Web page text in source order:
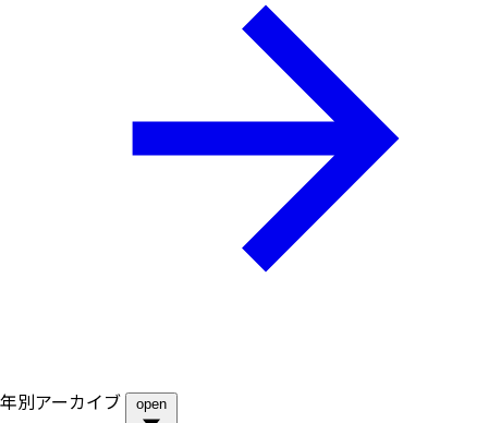
年別アーカイブ open